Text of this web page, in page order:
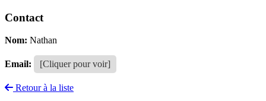
Contact
Nom: Nathan
Email: [Cliquer pour voir]
Retour à la liste